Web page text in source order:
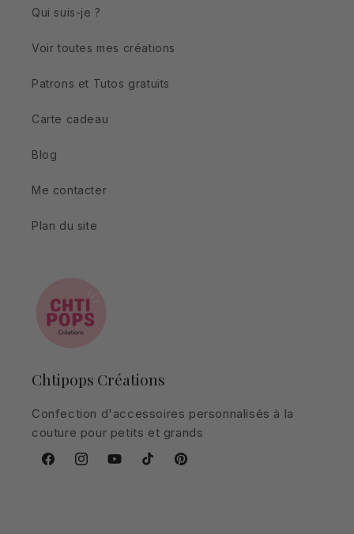
Qui suis-je ?
Voir toutes mes créations
Patrons et Tutos gratuits
Carte cadeau
Blog
Me contacter
Plan du site
Chtipops Créations
Confection d'accessoires personnalisés à la
couture pour petits et grands
FacebookInstagramYouTubeTikTokPinterest